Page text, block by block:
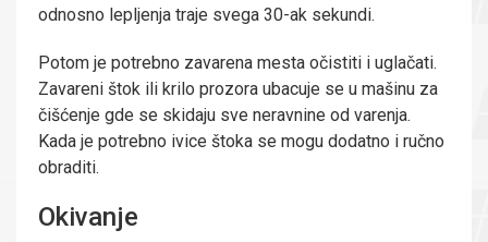
odnosno lepljenja traje svega 30-ak sekundi.
Potom je potrebno zavarena mesta očistiti i uglačati.
Zavareni štok ili krilo prozora ubacuje se u mašinu za
čišćenje gde se skidaju sve neravnine od varenja.
Kada je potrebno ivice štoka se mogu dodatno i ručno
obraditi.
Okivanje